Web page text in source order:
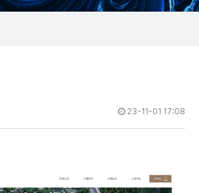
23-11-01 17:08